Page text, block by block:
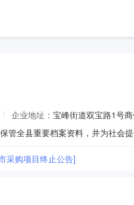
企业地址： 宝峰街道双宝路1号
全县重要档案资料，并为社会提
采购项目终止公告]